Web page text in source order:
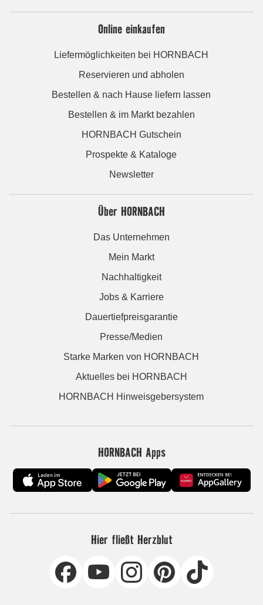
Online einkaufen
Liefermöglichkeiten bei HORNBACH
Reservieren und abholen
Bestellen & nach Hause liefern lassen
Bestellen & im Markt bezahlen
HORNBACH Gutschein
Prospekte & Kataloge
Newsletter
Über HORNBACH
Das Unternehmen
Mein Markt
Nachhaltigkeit
Jobs & Karriere
Dauertiefpreisgarantie
Presse/Medien
Starke Marken von HORNBACH
Aktuelles bei HORNBACH
HORNBACH Hinweisgebersystem
HORNBACH Apps
Hier fließt Herzblut